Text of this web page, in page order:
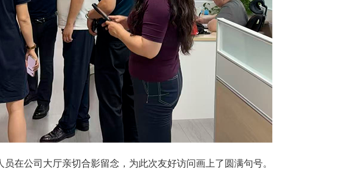
公司大厅亲切合影留念，为此次友好访问画上了圆满句号。